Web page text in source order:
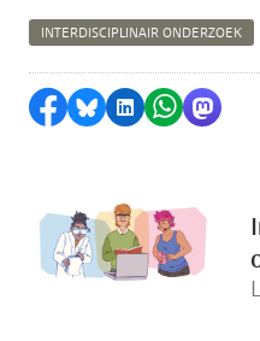
INTERDISCIPLINAIR ONDERZOEK
Delen op Facebook
Delen via Bluesky
Delen opDelen via
Delen